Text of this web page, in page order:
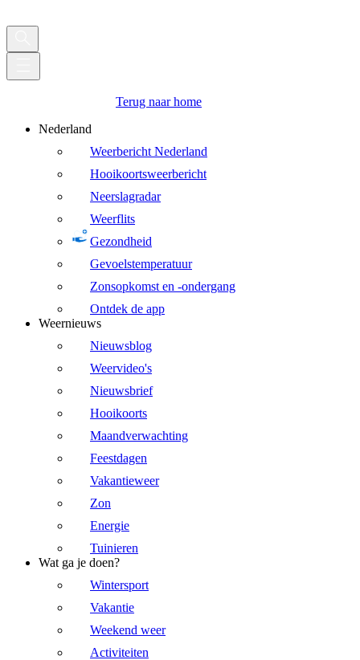
Terug naar home
Nederland
Weerbericht Nederland
Hooikoortsweerbericht
Neerslagradar
Weerflits
Gezondheid
Gevoelstemperatuur
Zonsopkomst en -ondergang
Ontdek de app
Weernieuws
Nieuwsblog
Weervideo's
Nieuwsbrief
Hooikoorts
Maandverwachting
Feestdagen
Vakantieweer
Zon
Energie
Tuinieren
Wat ga je doen?
Wintersport
Vakantie
Weekend weer
Activiteiten